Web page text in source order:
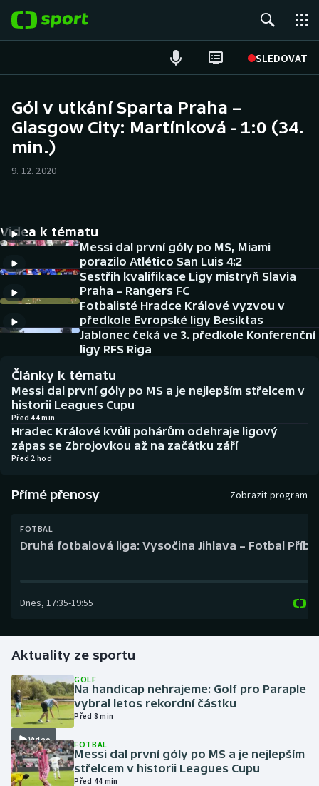
SLEDOVAT
Hokej
Tenis
Cyklistika
DALŠÍ SPORTY
Americký fotbal
Baseball a softbal
Biatlon
Boby a skeleton
Curling
Dostihy
Futsal
Golf
Gymnastika
Házená
Jezdectví
Judo
NEPŘEHLÉDNĚTE
Soutěže
Aplikace ČT sport
AZ kvíz
Gól v utkání Sparta Praha –
Glasgow City: Martínková - 1:0 (34.
min.)
9. 12. 2020
Videa k tématu
Messi dal první góly po MS, Miami
porazilo Atlético San Luis 4:2
Sestřih kvalifikace Ligy mistryň Slavia
Praha – Rangers FC
Fotbalisté Hradce Králové vyzvou v
předkole Evropské ligy Besiktas
Jablonec čeká ve 3. předkole Konferenční
ligy RFS Riga
Články k tématu
Messi dal první góly po MS a je nejlepším střelcem v
historii Leagues Cupu
Před 44 min
Hradec Králové kvůli pohárům odehraje ligový
zápas se Zbrojovkou až na začátku září
Před 2 hod
Přímé přenosy Zobrazit program
FOTBAL
Druhá fotbalová liga: Vysočina Jihlava – Fotbal
Dnes, 17:35-19:55
Aktuality ze sportu
Video
GOLF
Na handicap nehrajeme: Golf pro Paraple
vybral letos rekordní částku
Před 8 min
FOTBAL
Messi dal první góly po MS a je nejlepším
střelcem v historii Leagues Cupu
Před 44 min